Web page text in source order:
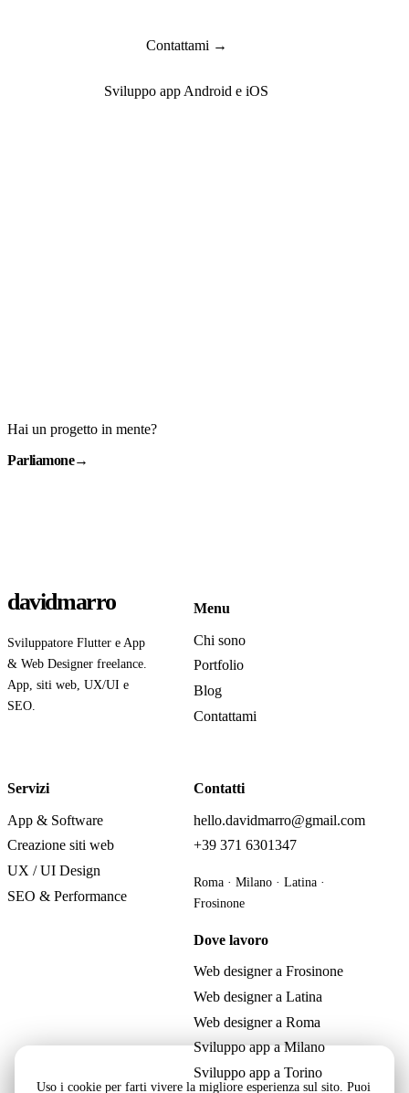
Contattami →
Sviluppo app Android e iOS
Hai un progetto in mente?
Parliamone→
davidmarro
Sviluppatore Flutter e App
& Web Designer freelance.
App, siti web, UX/UI e
SEO.
Menu
Chi sono
Portfolio
Blog
Contattami
Servizi
App & Software
Creazione siti web
UX / UI Design
SEO & Performance
Contatti
hello.davidmarro@gmail.com
+39 371 6301347
Roma · Milano · Latina ·
Frosinone
Dove lavoro
Web designer a Frosinone
Web designer a Latina
Web designer a Roma
Sviluppo app a Milano
Sviluppo app a Torino
Uso i cookie per farti vivere la migliore esperienza sul sito. Puoi